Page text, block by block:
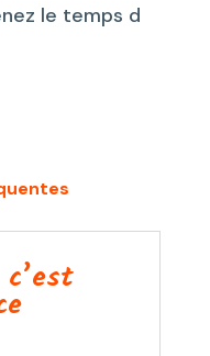
le temps d